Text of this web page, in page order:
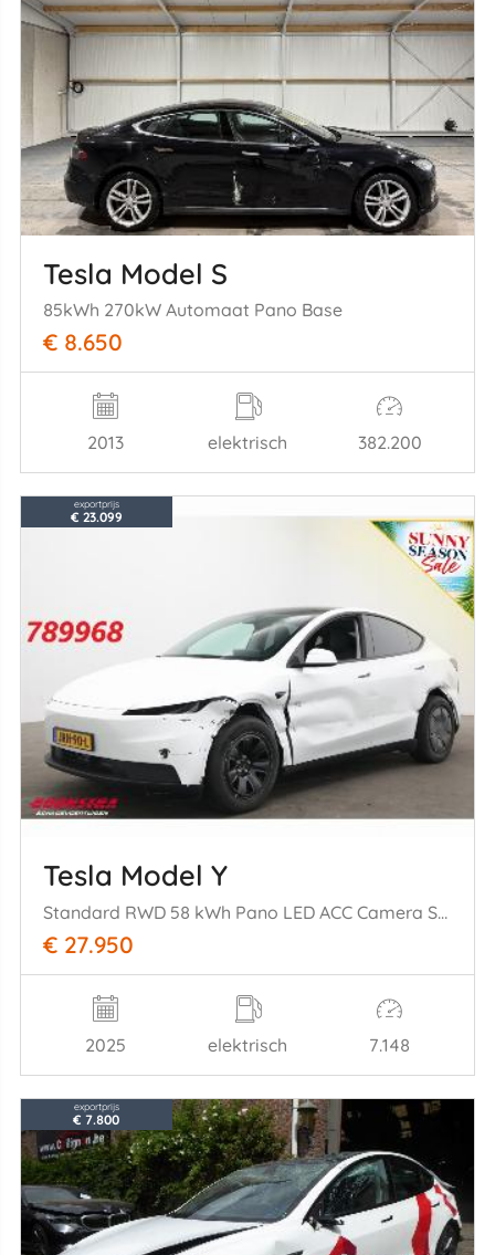
Tesla Model S
85kWh 270kW Automaat Pano Base
€ 8.650
2013 elektrisch 382.200
exportprijs
€ 23.099
Tesla Model Y
Standard RWD 58 kWh Pano LED ACC Camera SHZ LRHZ
€ 27.950
2025 elektrisch 7.148
exportprijs
€ 7.800